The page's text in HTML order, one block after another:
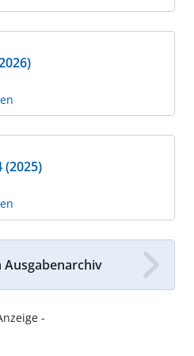
(2025)
Ausgabenarchiv
-